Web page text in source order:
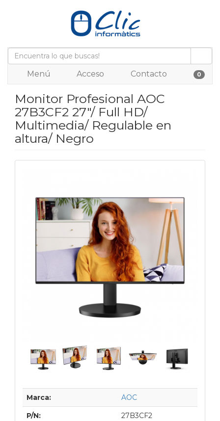
Menú Acceso Contacto 0
Monitor Profesional AOC
27B3CF2 27"/ Full HD/
Multimedia/ Regulable en
altura/ Negro
Marca: AOC
P/N: 27B3CF2